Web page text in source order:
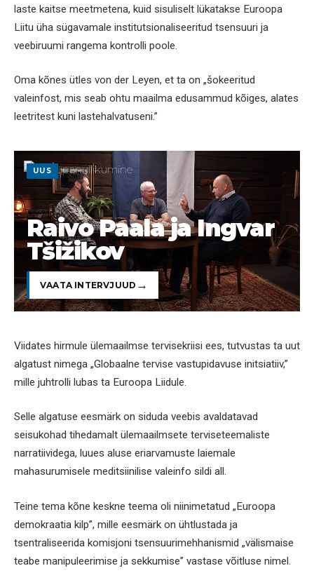
laste kaitse meetmetena, kuid sisuliselt lükatakse Euroopa
Liitu üha sügavamale institutsionaliseeritud tsensuuri ja
veebiruumi rangema kontrolli poole.
Oma kõnes ütles von der Leyen, et ta on „šokeeritud
valeinfost, mis seab ohtu maailma edusammud kõiges, alates
leetritest kuni lastehalvatuseni.”
UUS
Raivo Paala ja Ingvar
Tšižikov
VAATA INTERVJUUD
Viidates hirmule ülemaailmse tervisekriisi ees, tutvustas ta uut
algatust nimega „Globaalne tervise vastupidavuse initsiatiiv,”
mille juhtrolli lubas ta Euroopa Liidule.
Selle algatuse eesmärk on siduda veebis avaldatavad
seisukohad tihedamalt ülemaailmsete terviseteemaliste
narratiividega, luues aluse eriarvamuste laiemale
mahasurumisele meditsiinilise valeinfo sildi all.
Teine tema kõne keskne teema oli niinimetatud „Euroopa
demokraatia kilp”, mille eesmärk on ühtlustada ja
tsentraliseerida komisjoni tsensuurimehhanismid „välismaise
teabe manipuleerimise ja sekkumise” vastase võitluse nimel.